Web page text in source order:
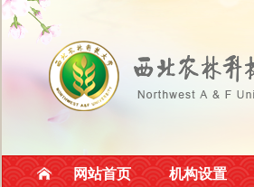
网站首页 机构设置